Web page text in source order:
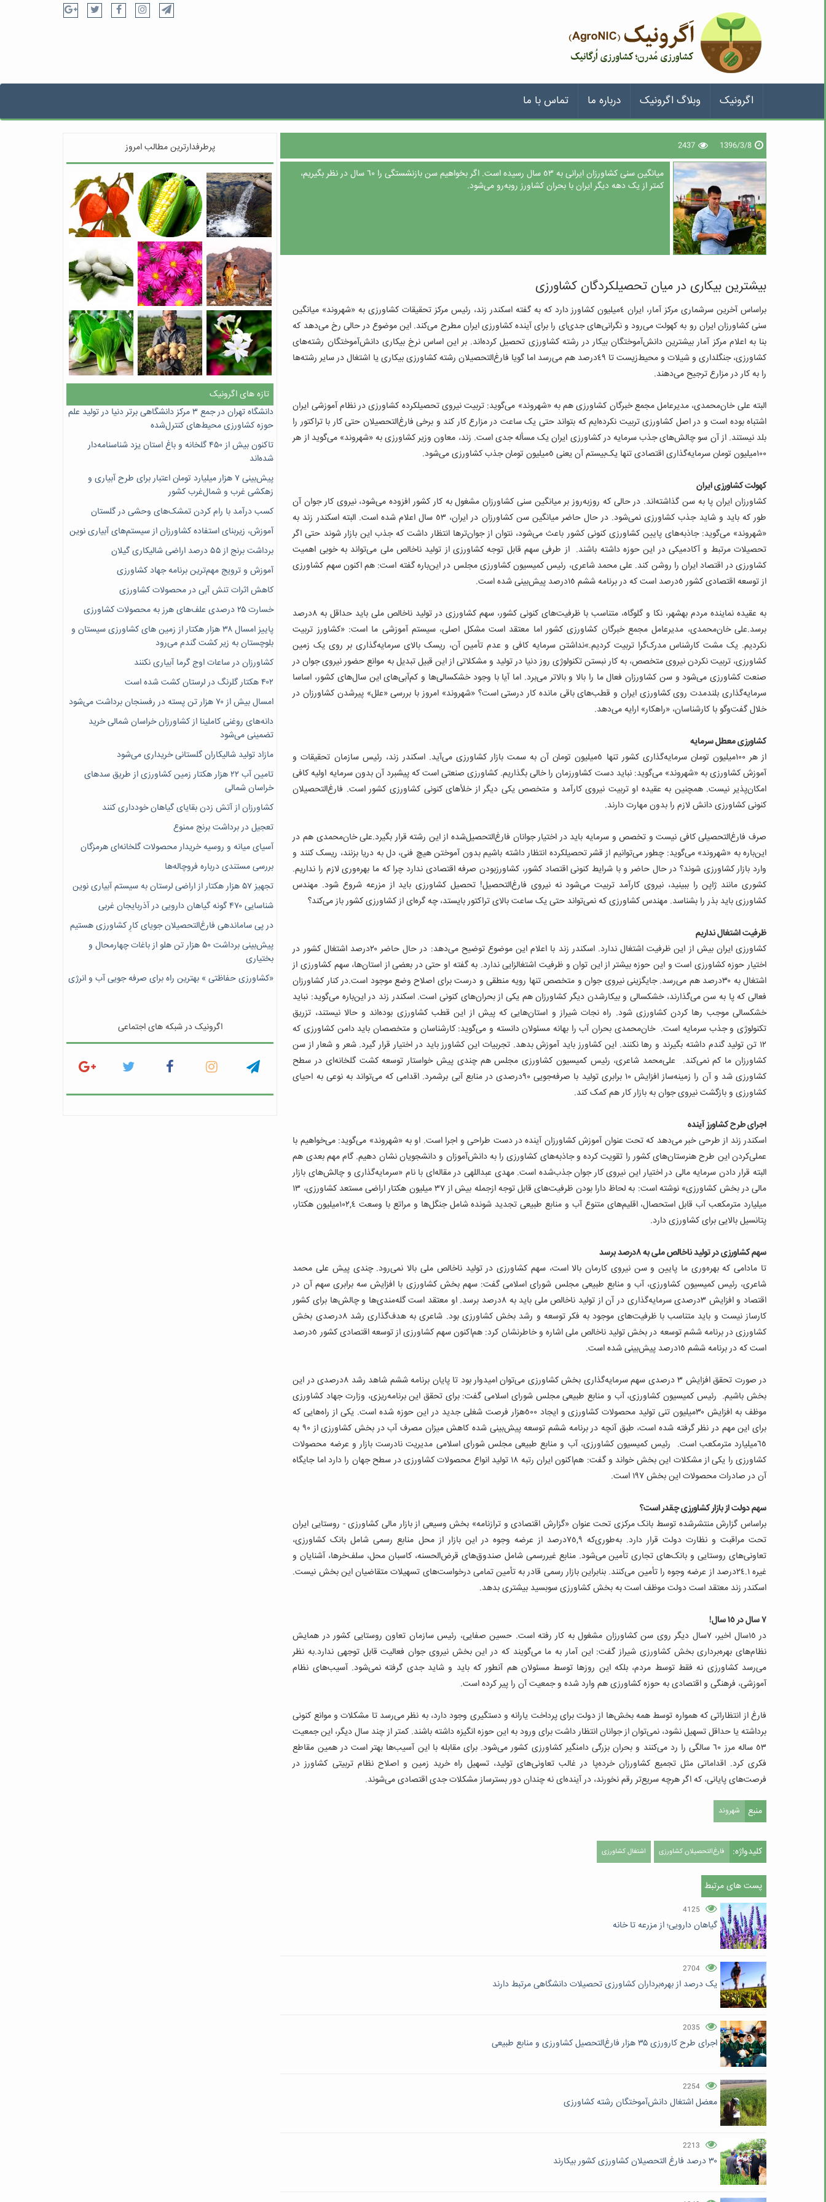
اگرونیک وبلاگ اگرونیک درباره ما تماس با ما
1396/3/8
2437
میانگین سنی کشاورزان ایرانی به ٥٣‌ سال رسیده است. اگر بخواهیم سن بازنشستگی را ٦٠‌ سال در نظر بگیریم،
کمتر از یک دهه دیگر ایران با بحران کشاورز روبه‌رو می‌شود.
بیشترین بیکاری در میان تحصیلکردگان کشاورزی
براساس آخرین سرشماری مرکز آمار، ایران ٤‌میلیون کشاورز دارد که به گفته اسکندر زند، رئیس مرکز تحقیقات کشاورزی به «شهروند» میانگین
سنی کشاورزان ایران رو به کهولت می‌رود و نگرانی‌های جدی‌ای را برای آینده کشاورزی ایران مطرح می‌کند. این موضوع در حالی رخ می‌دهد که
بنا به اعلام مرکز آمار بیشترین دانش‌آموختگان بیکار در رشته کشاورزی تحصیل کرده‌اند. بر این اساس نرخ بیکاری دانش‌آموختگان رشته‌های
کشاورزی، جنگلداری و شیلات و محیط‌زیست تا ٤٩‌درصد هم می‌رسد اما گویا فارغ‌التحصیلان رشته کشاورزی بیکاری یا اشتغال در سایر رشته‌ها
را به کار در مزارع ترجیح می‌دهند.
البته علی خان‌محمدی، مدیرعامل مجمع خبرگان کشاورزی هم به «شهروند» می‌گوید: تربیت نیروی تحصیلکرده کشاورزی در نظام آموزشی ایران
اشتباه بوده است و در اصل کشاورزی تربیت نکرده‌ایم که بتواند حتی یک ساعت در مزارع کار کند و برخی فارغ‌التحصیلان حتی کار با تراکتور را
بلد نیستند. از آن سو چالش‌های جذب سرمایه در کشاورزی ایران یک مسأله جدی است. زند، معاون وزیر کشاورزی به «شهروند» می‌گوید از هر
١٠٠‌میلیون تومان سرمایه‌گذاری اقتصادی تنها یک‌بیستم آن یعنی ٥‌میلیون تومان جذب کشاورزی می‌شود.
کهولت کشاورزی ایران
کشاورزان ایران پا به سن گذاشته‌اند. در حالی‌ که روزبه‌روز بر میانگین سنی کشاورزان مشغول به کار کشور افزوده می‌شود، نیروی کار جوان آن‌
طور که باید و شاید جذب کشاورزی نمی‌شود. در حال حاضر میانگین سن کشاورزان در ایران، ٥٣‌ سال اعلام شده است. البته اسکندر زند به
«شهروند» می‌گوید: جاذبه‌های پایین کشاورزی کنونی کشور باعث می‌شود، نتوان از جوان‌ترها انتظار داشت که جذب این بازار شوند حتی اگر
تحصیلات مرتبط و آکادمیکی در این حوزه داشته باشند. از طرفی سهم قابل توجه کشاورزی از تولید ناخالص ملی می‌تواند به خوبی اهمیت
کشاورزی در اقتصاد ایران را روشن کند. علی محمد شاعری، رئیس کمیسیون کشاورزی مجلس در این‌باره گفته است: هم ‌اکنون سهم کشاورزی
از توسعه اقتصادی کشور ٥درصد است که در برنامه ششم ١٥‌درصد پیش‌بینی شده است.
به عقیده نماینده مردم بهشهر، نکا و گلوگاه، متناسب با ظرفیت‌های کنونی کشور، سهم کشاورزی در تولید ناخالص ملی باید حداقل به ٨‌درصد
برسد.علی خان‌محمدی، مدیرعامل مجمع خبرگان کشاورزی کشور اما معتقد است مشکل اصلی، سیستم آموزشی ما است: «کشاورز تربیت
نکردیم. یک مشت کارشناس مدرک‌گرا تربیت کردیم.»نداشتن سرمایه کافی و عدم تأمین آن، ریسک بالای سرمایه‌گذاری بر روی یک زمین
کشاورزی، تربیت نکردن نیروی متخصص، به کار نبستن تکنولوژی روز دنیا در تولید و مشکلاتی از این قبیل تبدیل به موانع حضور نیروی جوان در
صنعت کشاورزی می‌شود و سن کشاورزان فعال ما را بالا و بالاتر می‌برد. اما آیا با وجود خشکسالی‌ها و کم‌آبی‌های این سال‌های کشور، اساسا
سرمایه‌گذاری بلندمدت روی کشاورزی ایران و قطب‌های باقی مانده کار درستی است؟ «شهروند» امروز با بررسی «علل» پیرشدن کشاورزان در
خلال گفت‌وگو با کارشناسان، «راهکار» ارایه می‌دهد.
کشاورزی معطل سرمایه
از هر ١٠٠‌میلیون تومان سرمایه‌گذاری کشور تنها ٥‌میلیون تومان آن به سمت بازار کشاورزی می‌آید. اسکندر زند، رئیس سازمان تحقیقات و
آموزش کشاورزی به «شهروند» می‌گوید: نباید دست کشاورزمان را خالی بگذاریم. کشاورزی صنعتی است که پیشبرد آن بدون سرمایه اولیه کافی
امکان‌پذیر نیست. همچنین به عقیده او تربیت نیروی کارآمد و متخصص یکی دیگر از خلأهای کنونی کشاورزی کشور است. فارغ‌التحصیلان
کنونی کشاورزی دانش لازم را بدون مهارت دارند.
صرف فارغ‌التحصیلی کافی نیست و تخصص و سرمایه باید در اختیار جوانان فارغ‌التحصیل‌شده از این رشته قرار بگیرد.علی خان‌محمدی هم در
این‌باره به «شهروند» می‌گوید: چطور می‌توانیم از قشر تحصیلکرده انتظار داشته باشیم بدون آموختن هیچ فنی، دل به دریا بزنند، ریسک کنند و
وارد بازار کشاورزی شوند؟ در حال حاضر و با شرایط کنونی اقتصاد کشور، کشاورز‌بودن صرفه اقتصادی ندارد چرا که ما بهره‌وری لازم را نداریم.
کشوری مانند ژاپن را ببینید، نیروی کارآمد تربیت می‌شود نه نیروی فارغ‌التحصیل! تحصیل کشاورزی باید از مزرعه شروع شود. مهندس
کشاورزی باید بذر را بشناسد. مهندس کشاورزی که نمی‌تواند حتی یک ساعت بالای تراکتور بایستد، چه گره‌ای از کشاورزی کشور باز می‌کند؟
ظرفیت اشتغال نداریم
کشاورزی ایران بیش از این ظرفیت اشتغال ندارد. اسکندر زند با اعلام این موضوع توضیح می‌دهد: در حال حاضر ٢٠‌درصد اشتغال کشور در
اختیار حوزه کشاورزی است و این حوزه بیشتر از این توان و ظرفیت اشتغالزایی ندارد. به گفته او حتی در بعضی از استان‌ها، سهم کشاورزی از
اشتغال به ٣٠‌درصد هم می‌رسد. جایگزینی نیروی جوان و متخصص تنها رویه منطقی و درست برای اصلاح وضع موجود است.در کنار کشاورزان
فعالی که پا به سن می‌گذارند، خشکسالی و بیکار‌شدن دیگر کشاورزان هم یکی از بحران‌های کنونی است. اسکندر زند در این‌باره می‌گوید: نباید
خشکسالی موجب رها کردن کشاورزی شود. راه نجات شیراز و استان‌هایی که پیش از این قطب کشاورزی بوده‌اند و حالا نیستند، تزریق
تکنولوژی و جذب سرمایه است. خان‌محمدی بحران آب را بهانه مسئولان دانسته و می‌گوید: کارشناسان و متخصصان باید دامن کشاورزی که
١٢ تن تولید گندم داشته بگیرند و رها نکنند. این کشاورز باید آموزش بدهد. تجربیات این کشاورز باید در اختیار قرار گیرد. شعر و شعار از سن
کشاورزان ما کم نمی‌کند. علی‌محمد شاعری، رئیس کمیسیون کشاورزی مجلس هم چندی پیش خواستار توسعه کشت گلخانه‌ای در سطح
کشاورزی شد و آن را زمینه‌ساز افزایش ١٠ برابری تولید با صرفه‌جویی ٩٠‌درصدی در منابع آبی برشمرد. اقدامی که می‌تواند به نوعی به احیای
کشاورزی و بازگشت نیروی جوان به بازار کار هم کمک کند.
اجرای طرح کشاورز آینده
اسکندر زند از طرحی خبر می‌دهد که تحت عنوان آموزش کشاورزان آینده در دست طراحی و اجرا است. او به «شهروند» می‌گوید: می‌خواهیم با
عملی‌کردن این طرح هنرستان‌های کشور را تقویت کرده و جاذبه‌های کشاورزی را به دانش‌آموزان و دانشجویان نشان دهیم. گام مهم بعدی هم
البته قرار دادن سرمایه مالی در اختیار این نیروی کار جوان جذب‌شده است. مهدی عبداللهی در مقاله‌ای با نام «سرمایه‌گذاری و چالش‌های بازار
مالی در بخش کشاورزی» نوشته است: به لحاظ دارا بودن ظرفیت‌های قابل توجه ازجمله بیش از ٣٧ میلیون هکتار اراضی مستعد کشاورزی، ١٣
میلیارد مترمکعب آب قابل استحصال، اقلیم‌های متنوع آب و منابع طبیعی تجدید‌ شونده شامل جنگل‌ها و مراتع با وسعت ١٠٢,٤‌میلیون هکتار،
پتانسیل بالایی برای کشاورزی دارد.
سهم کشاورزی در تولید ناخالص ملی به ٨‌درصد برسد
تا مادامی که بهره‌وری ما پایین و سن نیروی کارمان بالا است، سهم کشاورزی در تولید ناخالص ملی بالا نمی‌رود. چندی پیش علی محمد
شاعری، رئیس کمیسیون کشاورزی، آب و منابع طبیعی مجلس شورای اسلامی گفت: سهم بخش کشاورزی با افزایش سه برابری سهم آن در
اقتصاد و افزایش ٣‌درصدی سرمایه‌گذاری در آن از تولید ناخالص ملی باید به ٨‌درصد برسد. او معتقد است گله‌مندی‌ها و چالش‌ها برای کشور
کارساز نیست و باید متناسب با ظرفیت‌های موجود به فکر توسعه و رشد بخش کشاورزی بود. شاعری به هدف‌گذاری رشد ٨درصدی بخش
کشاورزی در برنامه ششم توسعه در بخش تولید ناخالص ملی اشاره و خاطرنشان کرد: هم‌اکنون سهم کشاورزی از توسعه اقتصادی کشور ٥‌درصد
است که در برنامه ششم ١٥‌درصد پیش‌بینی شده است.
در صورت تحقق افزایش ٣ ‌درصدی سهم سرمایه‌گذاری بخش کشاورزی می‌توان امیدوار بود تا پایان برنامه ششم شاهد رشد ٨‌درصدی در این
بخش باشیم. رئیس کمیسیون کشاورزی، آب و منابع طبیعی مجلس شورای اسلامی گفت: برای تحقق این برنامه‌ریزی، وزارت جهاد کشاورزی
موظف به افزایش ٣٠‌میلیون تنی تولید محصولات کشاورزی و ایجاد ٥٠٠‌هزار فرصت شغلی جدید در این حوزه شده است. یکی از راه‌هایی که
برای این مهم در نظر گرفته شده است، طبق آنچه در برنامه ششم توسعه پیش‌بینی شده کاهش میزان مصرف آب در بخش کشاورزی از ٩٠ به
٦٥‌میلیارد مترمکعب است. رئیس کمیسیون کشاورزی، آب و منابع طبیعی مجلس شورای اسلامی مدیریت نادرست بازار و عرضه محصولات
کشاورزی را یکی از مشکلات این بخش خواند و گفت: هم‌اکنون ایران رتبه ١٨ تولید انواع محصولات کشاورزی در سطح جهان را دارد اما جایگاه
آن در صادرات محصولات این بخش ١٩٧ است.
سهم دولت از بازار کشاورزی چقدر است؟
براساس گزارش منتشرشده توسط بانک مرکزی تحت عنوان «گزارش اقتصادی و ترازنامه» بخش وسیعی از بازار مالی کشاورزی - روستایی ایران
تحت مراقبت و نظارت دولت قرار دارد. به‌طوری‌که ٧٥,٩‌درصد از عرضه وجوه در این بازار از محل منابع رسمی شامل بانک کشاورزی،
تعاونی‌های روستایی و بانک‌های تجاری تأمین می‌شود. منابع غیررسمی شامل صندوق‌های قرض‌الحسنه، کاسبان محل، سلف‌خرها، آشنایان و
غیره ٢٤.١‌درصد از عرضه وجوه را تأمین می‌کنند. بنابراین بازار رسمی قادر به تأمین تمامی درخواست‌های تسهیلات متقاضیان این بخش نیست.
اسکندر زند معتقد است دولت موظف است به بخش کشاورزی سوبسید بیشتری بدهد.
٧‌ سال در ١٥ سال!
در ١٥‌سال اخیر، ٧‌سال دیگر روی سن کشاورزان مشغول به کار رفته است. حسین صفایی، رئیس سازمان تعاون روستایی کشور در همایش
نظام‌های بهره‌برداری بخش کشاورزی شیراز گفت: این آمار به ما می‌گویند که در این بخش نیروی جوان فعالیت قابل توجهی ندارد.به نظر
می‌رسد کشاورزی نه فقط توسط مردم، بلکه این روزها توسط مسئولان هم آنطور که باید و شاید جدی گرفته نمی‌شود. آسیب‌های نظام
آموزشی، فرهنگی و اقتصادی به حوزه کشاورزی هم وارد شده و جمعیت آن را پیر کرده است.
فارغ از انتظاراتی که همواره توسط همه بخش‌ها از دولت برای پرداخت یارانه و دستگیری وجود دارد، به نظر می‌رسد تا مشکلات و موانع کنونی
برداشته یا حداقل تسهیل نشود، نمی‌توان از جوانان انتظار داشت برای ورود به این حوزه انگیزه داشته باشند. کمتر از چند ‌سال دیگر، این جمعیت
٥٣ ساله مرز ٦٠ سالگی را رد می‌کنند و بحران بزرگی دامنگیر کشاورزی کشور می‌شود. برای مقابله با این آسیب‌ها بهتر است در همین مقاطع
فکری کرد. اقداماتی مثل تجمیع کشاورزان خرده‌پا در غالب تعاونی‌های تولید، تسهیل راه خرید زمین و اصلاح نظام تربیتی کشاورز در
فرصت‌های پایانی، که اگر هرچه سریع‌تر رقم نخورند، در آینده‌ای نه چندان دور بسترساز مشکلات جدی اقتصادی می‌شوند.
منبع شهروند
کلیدواژه: فارغ‌التحصیلان کشاورزی اشتغال کشاورزی
پست های مرتبط
4125
گیاهان دارویی؛ از مزرعه تا خانه
2704
یک درصد از بهره‌برداران کشاورزی تحصیلات دانشگاهی مرتبط دارند
2035
اجرای طرح کارورزی ۳۵ هزار فارغ‌التحصیل کشاورزی و منابع طبیعی
2254
معضل اشتغال دانش‌آموختگان رشته کشاورزی
2213
۳۰ درصد فارغ التحصیلان کشاورزی کشور بیکارند
پرطرفدارترین مطالب امروز
تازه های اگرونیک
دانشگاه تهران در جمع ۳ مرکز دانشگاهی برتر دنیا در تولید علم
حوزه کشاورزی محیط‌های کنترل‌شده
تاکنون بیش از ۴۵۰ گلخانه و باغ استان یزد شناسنامه‌دار
شده‌اند
پیش‌بینی ۷‌ هزار میلیارد تومان اعتبار برای طرح آبیاری و
زهکشی غرب و شمال‌غرب کشور
کسب درآمد با رام کردن تمشک‌های وحشی در گلستان
آموزش، زیربنای استفاده کشاورزان از سیستم‌های آبیاری نوین
برداشت برنج از ۵۵ درصد اراضی شالیکاری گیلان
آموزش و ترویج مهم‌ترین برنامه جهاد کشاورزی
کاهش اثرات تنش آبی در محصولات کشاورزی
خسارت ۲۵ درصدی علف‌های هرز به محصولات کشاورزی
پاییز امسال ۳۸ هزار هکتار از زمین های کشاورزی سیستان و
بلوچستان به زیر کشت گندم می‌رود
کشاورزان در ساعات اوج گرما آبیاری نکنند
۴۰۲ هکتار گلرنگ در لرستان کشت شده است
امسال بیش از ۷۰ هزار تن پسته در رفسنجان برداشت می‌شود
دانه‌های روغنی کاملینا از کشاورزان خراسان شمالی خرید
تضمینی می‌شود
مازاد تولید شالیکاران گلستانی خریداری می‌شود
تامین آب ۲۲ هزار هکتار زمین کشاورزی از طریق سدهای
خراسان شمالی
کشاورزان از آتش زدن بقایای گیاهان خودداری کنند
تعجیل در برداشت برنج ممنوع
آسیای میانه و روسیه خریدار محصولات گلخانه‌ای هرمزگان
بررسی مستندی درباره فروچاله‌ها
تجهیز ۵۷ هزار هکتار از اراضی لرستان به سیستم آبیاری نوین
شناسایی ۴۷٠ گونه گیاهان دارویی در آذربایجان غربی
در پی ساماندهی فارغ‌التحصیلان جویای کارِ کشاورزی هستیم
پیش‎‌بینی برداشت ۵۰ هزار تن هلو از باغات چهارمحال و
بختیاری
«کشاورزی حفاظتی » بهترین راه برای صرفه جویی آب و انرژی
اگرونیک در شبکه های اجتماعی